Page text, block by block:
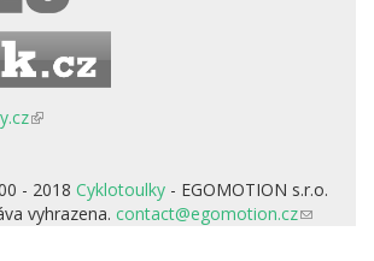
(odkaz
- 2018 Cyklotoulky - EGOMOTION s.r.o.
vyhrazena. contact@egomotion.cz(odkaz